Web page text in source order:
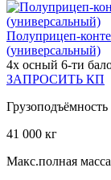
Полуприцеп-
(универсальный)
4х осный 6-ти
ЗАПРОСИТЬ КП
Грузоподъёмность
41 000 кг
Макс.полная